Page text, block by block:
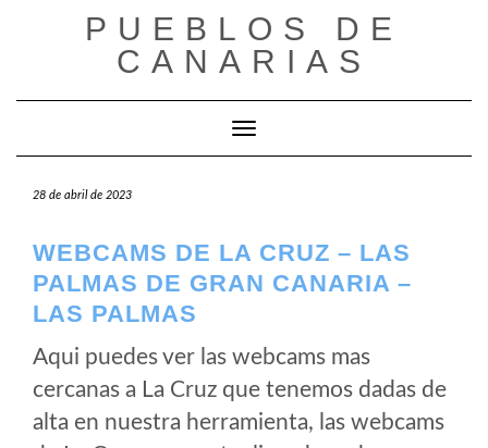
PUEBLOS DE
CANARIAS
Cambiar modo de navegación
28 de abril de 2023
WEBCAMS DE LA CRUZ – LAS
PALMAS DE GRAN CANARIA –
LAS PALMAS
Aqui puedes ver las webcams mas
cercanas a La Cruz que tenemos dadas de
alta en nuestra herramienta, las webcams